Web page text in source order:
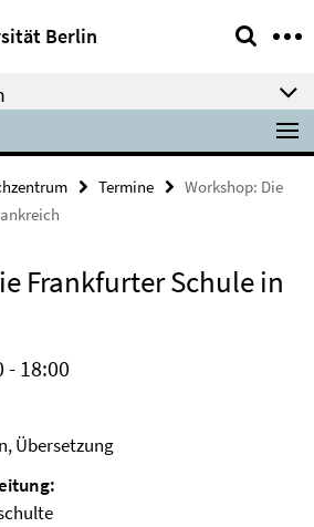
Berlin
Termine
Workshop: Die
Frankfurter Schule in
- 18:00
Übersetzung